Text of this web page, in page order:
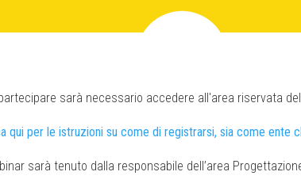
sarà necessario accedere all'area riservata
qui per le istruzioni su come di registrarsi, sia come ente
sarà tenuto dalla responsabile dell’area